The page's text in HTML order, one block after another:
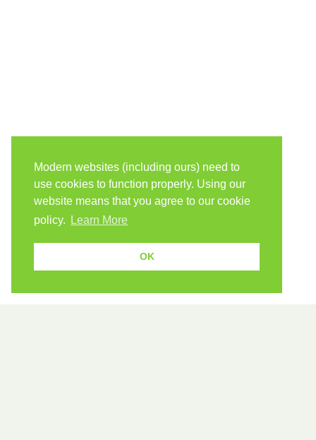
Modern websites (including ours) need to
use cookies to function properly. Using our
website means that you agree to our cookie
policy.
Learn More
OK